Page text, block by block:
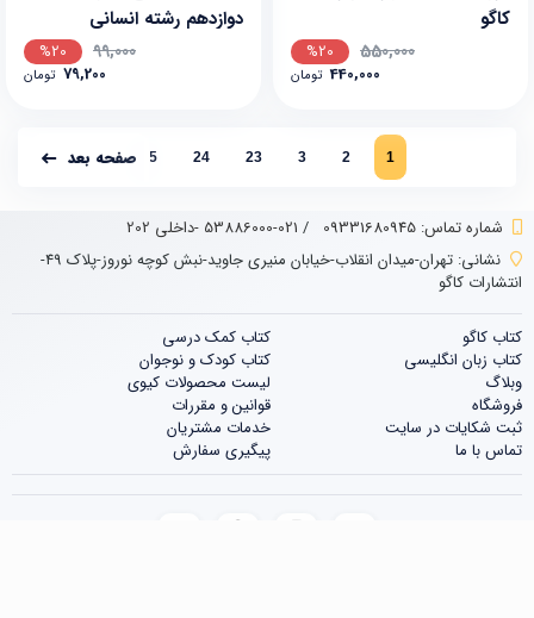
کاگو
550,000
%20
440,000 تومان
دوازدهم رشته انسانی
99,000
%20
79,200 تومان
1
2
3
23
24
25 صفحه بعد
شماره تماس‌: 09331680945 / 021-53886000 -داخلی 202
نشانی:
تهران-میدان انقلاب-خیابان منیری جاوید-نبش کوچه نوروز-پلاک 49-
انتشارات کاگو
کتاب کاگو
کتاب‌‌ کمک درسی
کتاب زبان انگلیسی
کتاب کودک و نوجوان
وبلاگ
لیست محصولات کیوی
فروشگاه
قوانین و مقررات
ثبت شکایات در سایت
خدمات مشتریان
تماس با ما
پیگیری سفارش